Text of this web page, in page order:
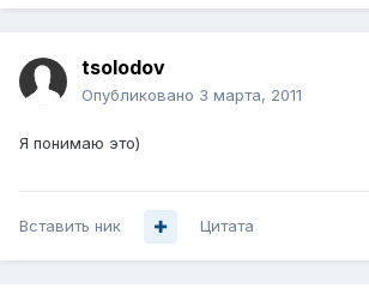
tsolodov
Опубликовано 3 марта, 2011
Я понимаю это)
Вставить ник Цитата